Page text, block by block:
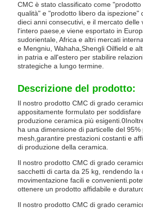
CMC è stato classificato come
qualità" e "prodotto libero da ispezione"
dieci anni consecutivi, e il mercato delle
l'intero paese,e viene esportato in
sudorientale, Africa e altri mercati
e Mengniu, Wahaha,Shengli Oilfield e
in patria e all'estero per stabilire
strategiche a lungo termine.
Descrizione del prodotto:
Il nostro prodotto CMC di grado
appositamente formulato per
produzione ceramica più
ha una dimensione di particelle del 95%
mesh,garantire prestazioni costanti e
di produzione della ceramica.
Il nostro prodotto CMC di grado
sacchetti di carta da 25 kg, rendendo la
movimentazione facili e
ottenere un prodotto affidabile e
Il nostro prodotto CMC di grado